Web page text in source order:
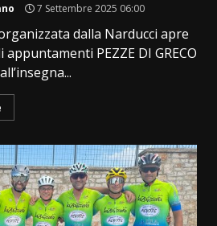
7 Settembre 2025 06:00
dalla Narducci apre
PEZZE DI GRECO